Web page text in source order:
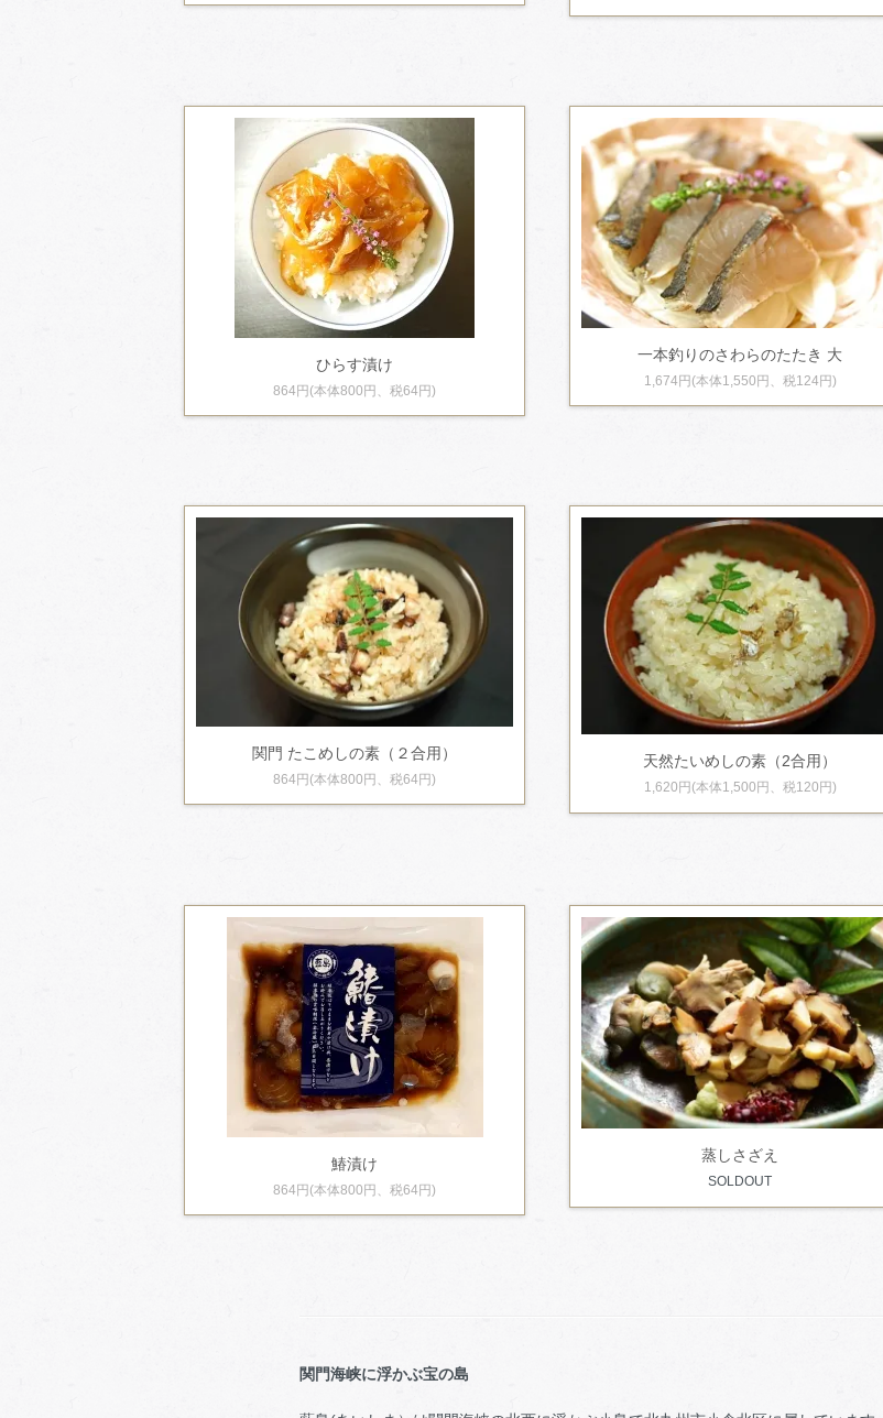
ひらす漬け
864円(本体800円、税64円)
一本釣りのさわらのたたき 大
1,674円(本体1,550円、税124円)
関門 たこめしの素（２合用）
864円(本体800円、税64円)
天然たいめしの素（2合用）
1,620円(本体1,500円、税120円)
鰆漬け
864円(本体800円、税64円)
蒸しさざえ
SOLDOUT
関門海峡に浮かぶ宝の島